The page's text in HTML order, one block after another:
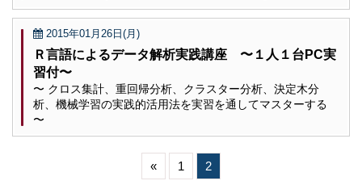
2015年01月26日(月)
Ｒ言語によるデータ解析実践講座 〜１人１台PC実
習付〜
〜 クロス集計、重回帰分析、クラスター分析、決定木分
析、機械学習の実践的活用法を実習を通してマスターする
〜
« 1 2